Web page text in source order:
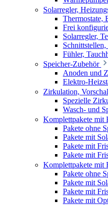
Solarregler,
Thermostate,
Frei
Solarregler,
Fühler,
Speicher-Zubehör
Anoden und
Elektro-
Zirkulation,
Spezielle
Wasch- und
Komplettpakete mit
Pakete ohne
Pakete mit
Pakete mit
Pakete mit
Komplettpakete mit
Pakete ohne
Pakete mit
Pakete mit
Pakete mit